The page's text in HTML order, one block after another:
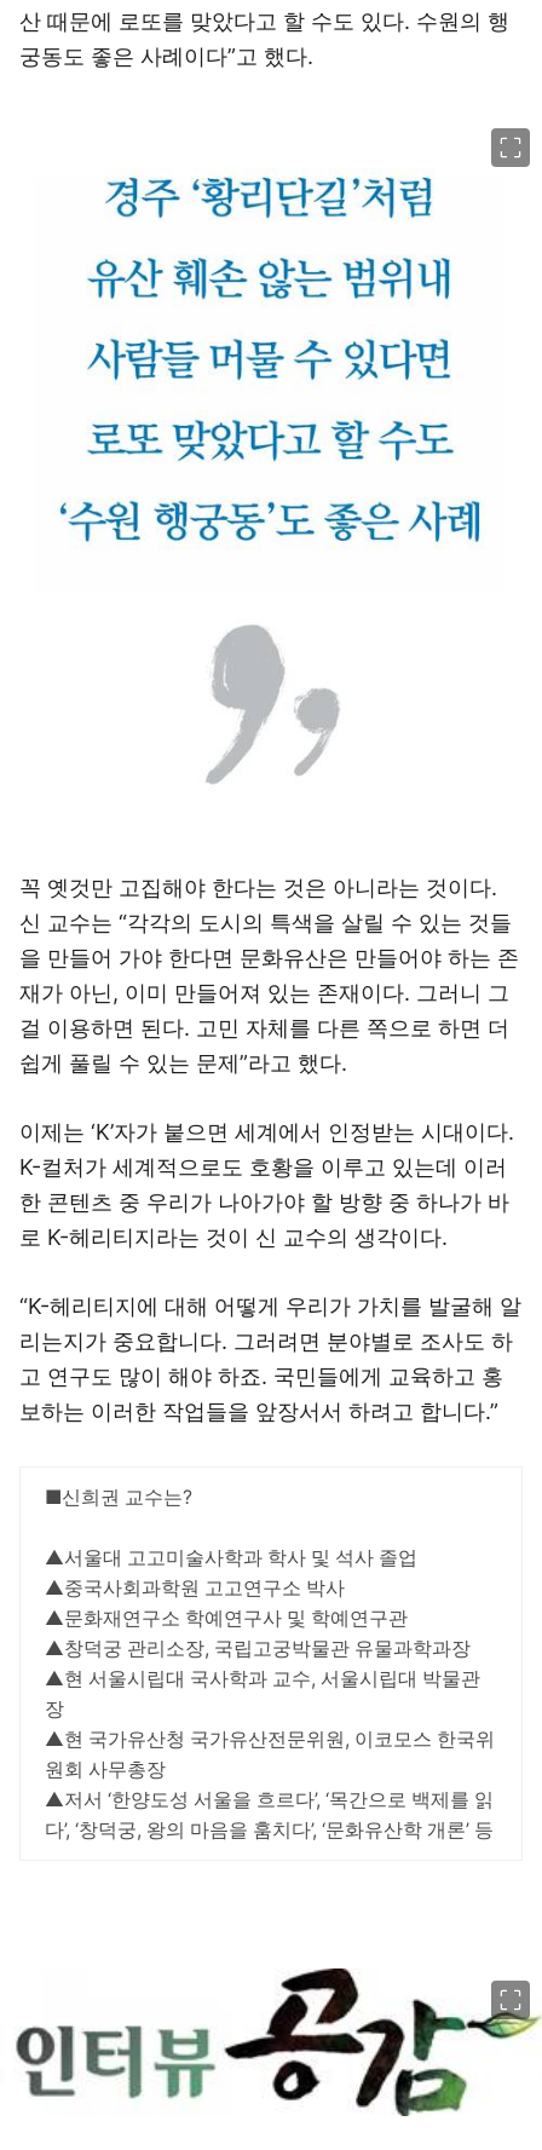
산 때문에 로또를 맞았다고 할 수도 있다. 수원의 행
궁동도 좋은 사례이다”고 했다.
꼭 옛것만 고집해야 한다는 것은 아니라는 것이다.
신 교수는 “각각의 도시의 특색을 살릴 수 있는 것들
을 만들어 가야 한다면 문화유산은 만들어야 하는 존
재가 아닌, 이미 만들어져 있는 존재이다. 그러니 그
걸 이용하면 된다. 고민 자체를 다른 쪽으로 하면 더
쉽게 풀릴 수 있는 문제”라고 했다.
이제는 ‘K’자가 붙으면 세계에서 인정받는 시대이다.
K-컬처가 세계적으로도 호황을 이루고 있는데 이러
한 콘텐츠 중 우리가 나아가야 할 방향 중 하나가 바
로 K-헤리티지라는 것이 신 교수의 생각이다.
“K-헤리티지에 대해 어떻게 우리가 가치를 발굴해 알
리는지가 중요합니다. 그러려면 분야별로 조사도 하
고 연구도 많이 해야 하죠. 국민들에게 교육하고 홍
보하는 이러한 작업들을 앞장서서 하려고 합니다.”
■신희권 교수는?
▲서울대 고고미술사학과 학사 및 석사 졸업
▲중국사회과학원 고고연구소 박사
▲문화재연구소 학예연구사 및 학예연구관
▲창덕궁 관리소장, 국립고궁박물관 유물과학과장
▲현 서울시립대 국사학과 교수, 서울시립대 박물관
장
▲현 국가유산청 국가유산전문위원, 이코모스 한국위
원회 사무총장
▲저서 ‘한양도성 서울을 흐르다’, ‘목간으로 백제를 읽
다’, ‘창덕궁, 왕의 마음을 훔치다’, ‘문화유산학 개론’ 등